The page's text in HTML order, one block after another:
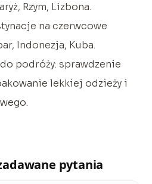
Rzym, Lizbona.
na czerwcowe
Indonezja, Kuba.
podróży: sprawdzenie
lekkiej odzieży i
pytania